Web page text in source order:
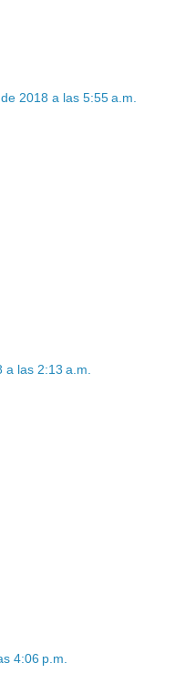
2018 a las 5:55 a.m.
las 2:13 a.m.
4:06 p.m.